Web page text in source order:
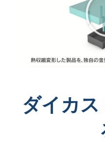
ダイカ